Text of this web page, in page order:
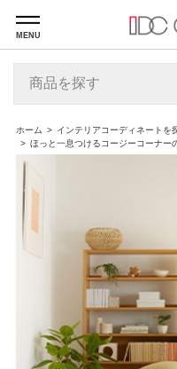
MENU
ホーム インテリアコーディネートを
ほっと一息つけるコージーコーナー